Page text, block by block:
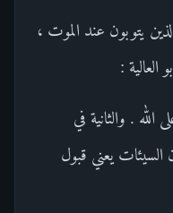
يتوبون عند الموت ،
:
الله . والثانية في
السيئات يعني قبول